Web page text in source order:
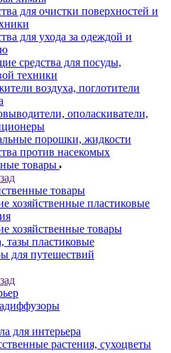
для очистки поверхностей и
для ухода за одеждой и
средства для посуды,
техники
воздуха, поглотители
ополаскиватели,
порошки, жидкости
против насекомых
товары
товары
хозяйственные пластиковые
хозяйственные товары
тазы пластиковые
для путешествий
для интерьера
растения, сухоцветы